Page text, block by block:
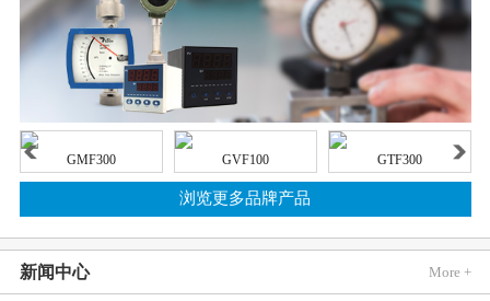
GMF300 GVF100 GTF300
浏览更多品牌产品
新闻中心 More +